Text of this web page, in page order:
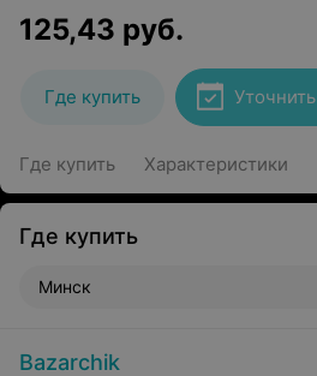
125,43 руб.
Где купить
Где купить Характеристики
Где купить
Минск
Bazarchik